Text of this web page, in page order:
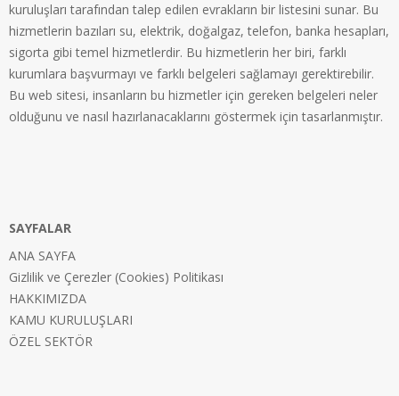
kuruluşları tarafından talep edilen evrakların bir listesini sunar. Bu
hizmetlerin bazıları su, elektrik, doğalgaz, telefon, banka hesapları,
sigorta gibi temel hizmetlerdir. Bu hizmetlerin her biri, farklı
kurumlara başvurmayı ve farklı belgeleri sağlamayı gerektirebilir.
Bu web sitesi, insanların bu hizmetler için gereken belgeleri neler
olduğunu ve nasıl hazırlanacaklarını göstermek için tasarlanmıştır.
SAYFALAR
ANA SAYFA
Gizlilik ve Çerezler (Cookies) Politikası
HAKKIMIZDA
KAMU KURULUŞLARI
ÖZEL SEKTÖR